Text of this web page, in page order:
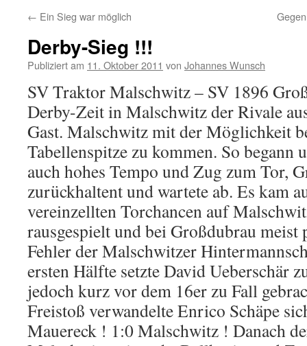
Inhalt
← Ein Sieg war möglich
Derby-Sieg !!!
Publiziert am 11. Oktober 2011 von Johannes Wunsch
SV Traktor Malschwitz – SV 1896
Derby-Zeit in Malschwitz der Rivale
Gast. Malschwitz mit der Möglichkeit
Tabellenspitze zu kommen. So begann
auch hohes Tempo und Zug zum Tor,
zurückhaltent und wartete ab. Es kam
vereinzellten Torchancen auf
rausgespielt und bei Großdubrau
Fehler der Malschwitzer
ersten Hälfte setzte David Ueberschär
jedoch kurz vor dem 16er zu Fall
Freistoß verwandelte Enrico Schäpe
Mauereck ! 1:0 Malschwitz ! Danach